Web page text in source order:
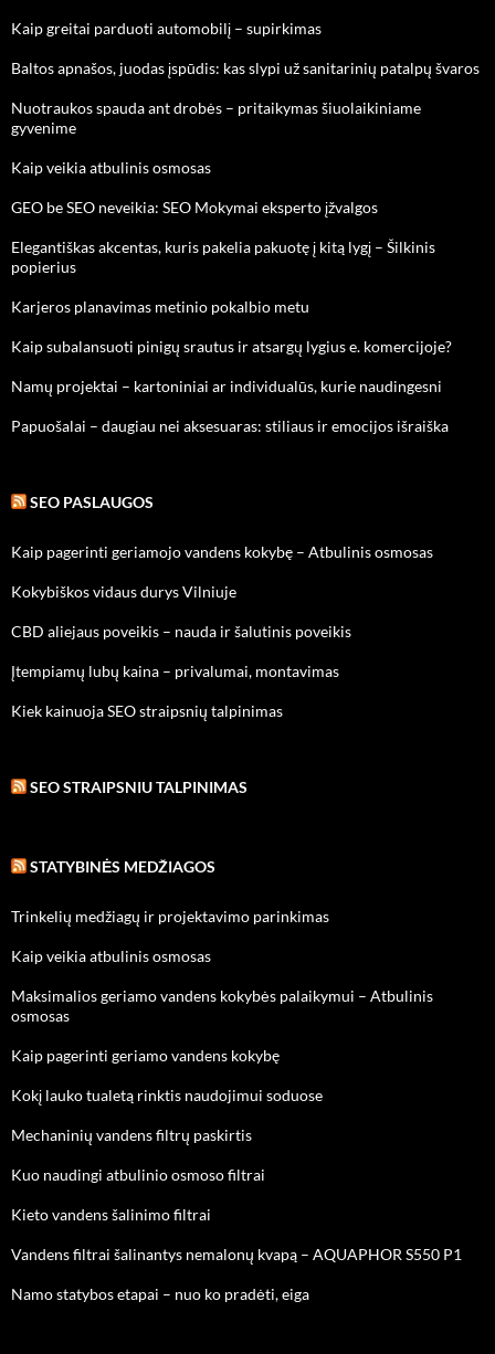
Kaip greitai parduoti automobilį – supirkimas
Baltos apnašos, juodas įspūdis: kas slypi už sanitarinių patalpų švaros
Nuotraukos spauda ant drobės – pritaikymas šiuolaikiniame
gyvenime
Kaip veikia atbulinis osmosas
GEO be SEO neveikia: SEO Mokymai eksperto įžvalgos
Elegantiškas akcentas, kuris pakelia pakuotę į kitą lygį – Šilkinis
popierius
Karjeros planavimas metinio pokalbio metu
Kaip subalansuoti pinigų srautus ir atsargų lygius e. komercijoje?
Namų projektai – kartoniniai ar individualūs, kurie naudingesni
Papuošalai – daugiau nei aksesuaras: stiliaus ir emocijos išraiška
SEO PASLAUGOS
Kaip pagerinti geriamojo vandens kokybę – Atbulinis osmosas
Kokybiškos vidaus durys Vilniuje
CBD aliejaus poveikis – nauda ir šalutinis poveikis
Įtempiamų lubų kaina – privalumai, montavimas
Kiek kainuoja SEO straipsnių talpinimas
SEO STRAIPSNIU TALPINIMAS
STATYBINĖS MEDŽIAGOS
Trinkelių medžiagų ir projektavimo parinkimas
Kaip veikia atbulinis osmosas
Maksimalios geriamo vandens kokybės palaikymui – Atbulinis
osmosas
Kaip pagerinti geriamo vandens kokybę
Kokį lauko tualetą rinktis naudojimui soduose
Mechaninių vandens filtrų paskirtis
Kuo naudingi atbulinio osmoso filtrai
Kieto vandens šalinimo filtrai
Vandens filtrai šalinantys nemalonų kvapą – AQUAPHOR S550 P1
Namo statybos etapai – nuo ko pradėti, eiga